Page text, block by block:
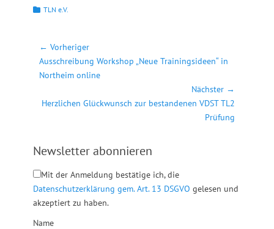
Kategorien
TLN e.V.
Beitragsnavigation
← Vorheriger
Vorheriger
Beitrag:
Ausschreibung Workshop „Neue Trainingsideen“ in
Northeim online
Nächster →
Nächster
Herzlichen Glückwunsch zur bestandenen VDST TL2
Prüfung
Newsletter abonnieren
Mit der Anmeldung bestätige ich, die
Datenschutzerklärung gem. Art. 13 DSGVO gelesen und
akzeptiert zu haben.
Name